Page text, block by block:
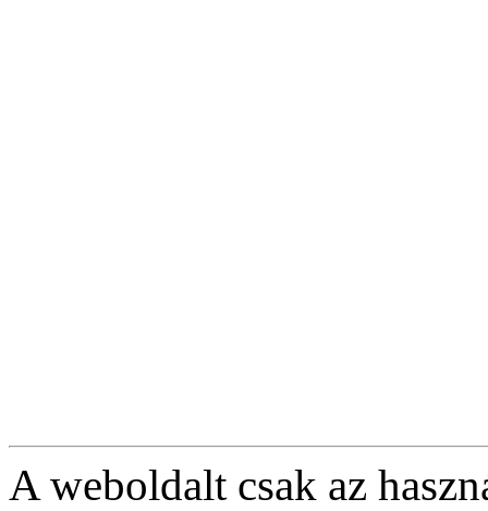
A weboldalt csak az